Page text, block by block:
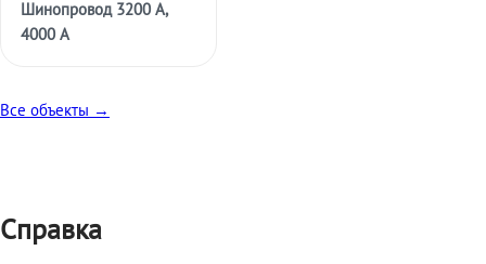
Шинопровод 3200 А,
4000 А
Все объекты →
Справка